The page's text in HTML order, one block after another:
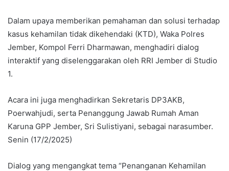
Dalam upaya memberikan pemahaman dan solusi terhadap
kasus kehamilan tidak dikehendaki (KTD), Waka Polres
Jember, Kompol Ferri Dharmawan, menghadiri dialog
interaktif yang diselenggarakan oleh RRI Jember di Studio
1.
Acara ini juga menghadirkan Sekretaris DP3AKB,
Poerwahjudi, serta Penanggung Jawab Rumah Aman
Karuna GPP Jember, Sri Sulistiyani, sebagai narasumber.
Senin (17/2/2025)
Dialog yang mengangkat tema “Penanganan Kehamilan